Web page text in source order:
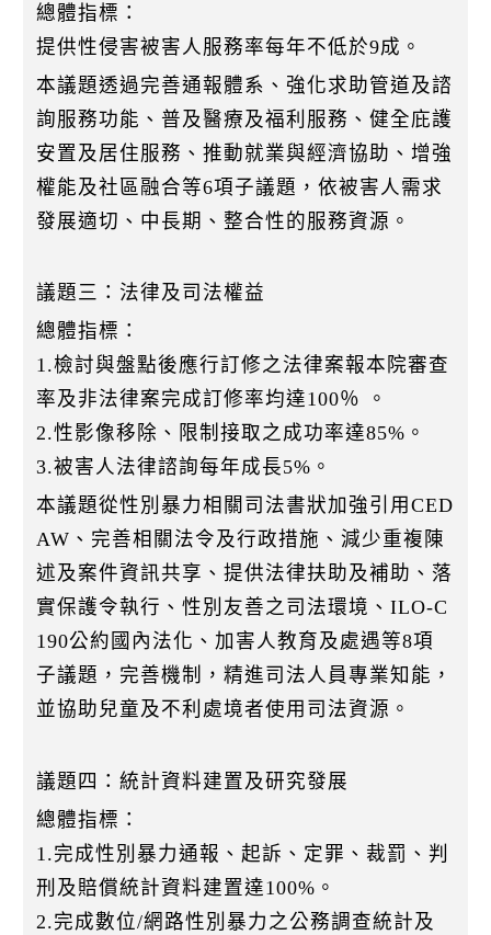
總體指標：
提供性侵害被害人服務率每年不低於9成。
本議題透過完善通報體系、強化求助管道及諮
詢服務功能、普及醫療及福利服務、健全庇護
安置及居住服務、推動就業與經濟協助、增強
權能及社區融合等6項子議題，依被害人需求
發展適切、中長期、整合性的服務資源。
議題三：法律及司法權益
總體指標：
1.檢討與盤點後應行訂修之法律案報本院審查
率及非法律案完成訂修率均達100％ 。
2.性影像移除、限制接取之成功率達85%。
3.被害人法律諮詢每年成長5%。
本議題從性別暴力相關司法書狀加強引用CED
AW、完善相關法令及行政措施、減少重複陳
述及案件資訊共享、提供法律扶助及補助、落
實保護令執行、性別友善之司法環境、ILO-C
190公約國內法化、加害人教育及處遇等8項
子議題，完善機制，精進司法人員專業知能，
並協助兒童及不利處境者使用司法資源。
議題四：統計資料建置及研究發展
總體指標：
1.完成性別暴力通報、起訴、定罪、裁罰、判
刑及賠償統計資料建置達100%。
2.完成數位/網路性別暴力之公務調查統計及